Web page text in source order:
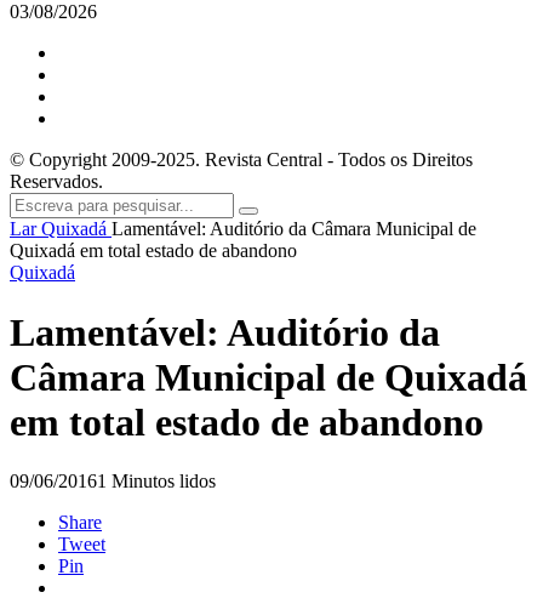
03/08/2026
© Copyright 2009-2025. Revista Central - Todos os Direitos
Reservados.
LarQuixadá Lamentável: Auditório da Câmara Municipal de
Quixadá em total estado de abandono
Quixadá
Lamentável: Auditório da
Câmara Municipal de Quixadá
em total estado de abandono
09/06/20161 Minutos lidos
Share
Tweet
Pin